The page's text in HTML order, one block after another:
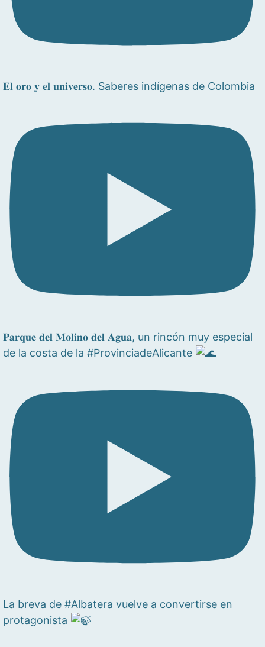
𝐄𝐥 𝐨𝐫𝐨 𝐲 𝐞𝐥 𝐮𝐧𝐢𝐯𝐞𝐫𝐬𝐨. Saberes indígenas de Colombia
𝐏𝐚𝐫𝐪𝐮𝐞 𝐝𝐞𝐥 𝐌𝐨𝐥𝐢𝐧𝐨 𝐝𝐞𝐥 𝐀𝐠𝐮𝐚, un rincón muy especial
de la costa de la #ProvinciadeAlicante
La breva de #Albatera vuelve a convertirse en
protagonista